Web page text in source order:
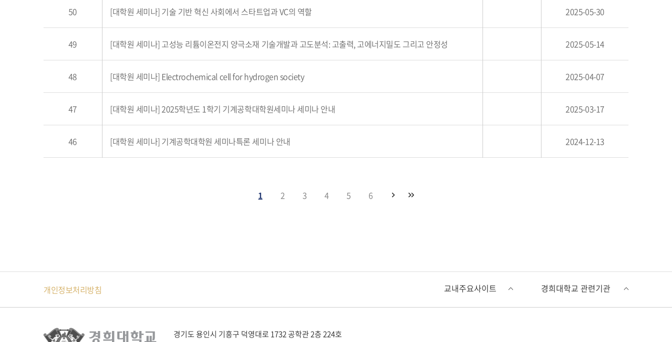
50 [대학원 세미나] 기술 기반 혁신 사회에서 스타트업과 VC의 역할 2025-05-30
49 [대학원 세미나] 고성능 리튬이온전지 양극소재 기술개발과 고도분석: 고출력, 고에너지밀도 그리고 안정성 2025-05-14
48 [대학원 세미나] Electrochemical cell for hydrogen society 2025-04-07
47 [대학원 세미나] 2025학년도 1학기 기계공학대학원세미나 세미나 안내 2025-03-17
46 [대학원 세미나] 기계공학대학원 세미나특론 세미나 안내 2024-12-13
1 2 3 4 5 6
개인정보처리방침
경기도 용인시 기흥구 덕영대로 1732 공학관 2층 224호